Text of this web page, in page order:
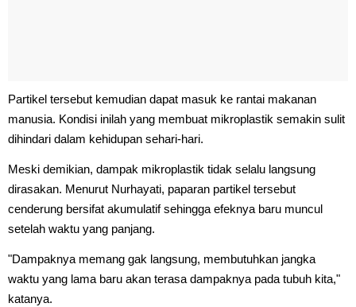
Partikel tersebut kemudian dapat masuk ke rantai makanan
manusia. Kondisi inilah yang membuat mikroplastik semakin sulit
dihindari dalam kehidupan sehari-hari.
Meski demikian, dampak mikroplastik tidak selalu langsung
dirasakan. Menurut Nurhayati, paparan partikel tersebut
cenderung bersifat akumulatif sehingga efeknya baru muncul
setelah waktu yang panjang.
"Dampaknya memang gak langsung, membutuhkan jangka
waktu yang lama baru akan terasa dampaknya pada tubuh kita,"
katanya.